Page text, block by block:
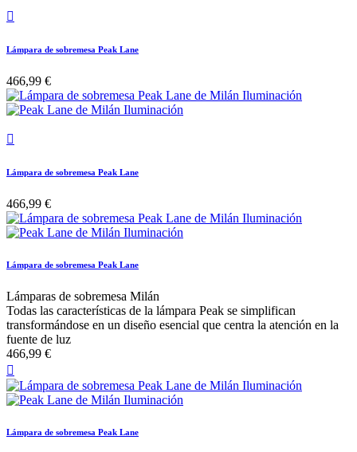

Lámpara de sobremesa Peak Lane
466,99 €

Lámpara de sobremesa Peak Lane
466,99 €
Lámpara de sobremesa Peak Lane
Lámparas de sobremesa Milán
Todas las características de la lámpara Peak se simplifican
transformándose en un diseño esencial que centra la atención en la
fuente de luz
466,99 €

Lámpara de sobremesa Peak Lane